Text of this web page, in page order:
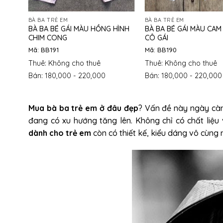
BÀ BA TRẺ EM
BÀ BA BÉ GÁI MÀU HỒNG HÌNH
CHIM CONG
Mã: BB191
Thuê: Không cho thuê
Bán: 180,000 - 220,000
BÀ BA TRẺ EM
BÀ BA BÉ GÁI MÀU
CÔ GÁI
Mã: BB190
Thuê: Không cho thuê
Bán: 180,000 - 220,000
Mua bà ba trẻ em ở đâu đẹp? Vấn đề này ngày
đang có xu hướng tăng lên. Không chỉ có chất
dành cho trẻ em còn có thiết kế, kiểu dáng vô cùng